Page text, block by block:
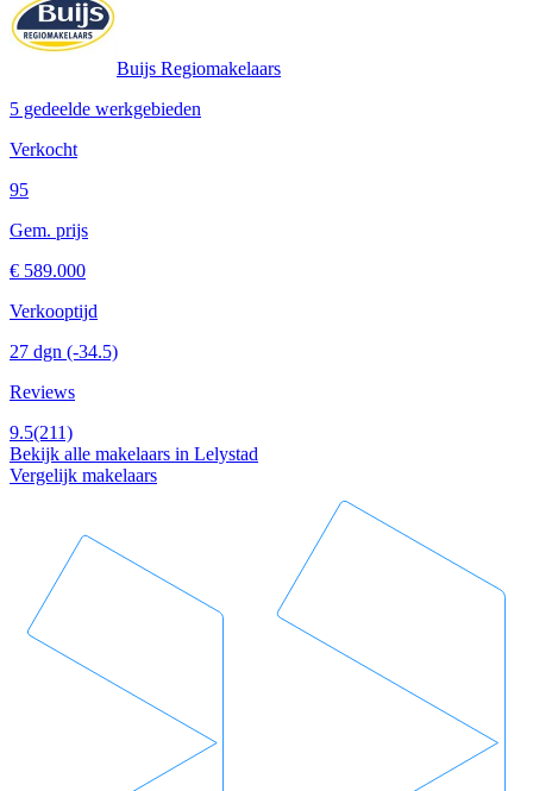
Buijs Regiomakelaars
5 gedeelde werkgebieden
Verkocht
95
Gem. prijs
€ 589.000
Verkooptijd
27 dgn (-34.5)
Reviews
9.5(211)
Bekijk alle makelaars in Lelystad
Vergelijk makelaars